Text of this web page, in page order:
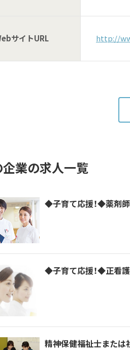
サイトURL http://
企業の求人一覧
◆子育て応援！◆薬剤師
◆子育て応援！◆正看護
精神保健福祉士または